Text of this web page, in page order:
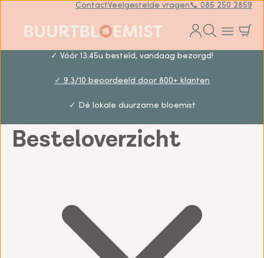
ContactVeelgestelde vragen📞 085 250 2859
✓ Vóór 13:45u besteld, vandaag bezorgd!
✓ 9.3/10 beoordeeld door 800+ klanten
✓ Dé lokale duurzame bloemist
Besteloverzicht